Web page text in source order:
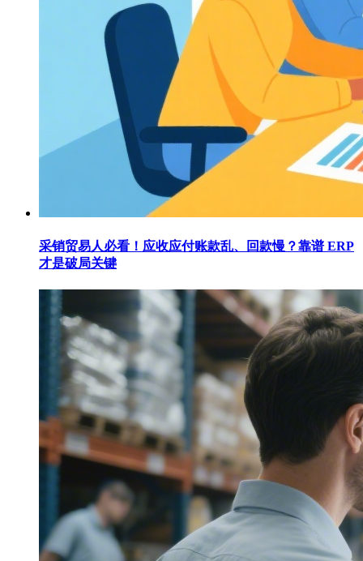
采销贸易人必看！应收应付账款乱、回款慢？靠谱 ERP
才是破局关键